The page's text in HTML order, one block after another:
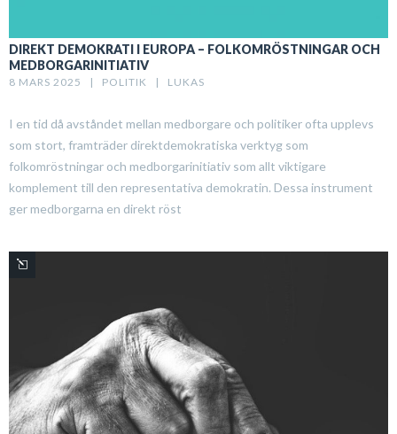
DIREKT DEMOKRATI I EUROPA – FOLKOMRÖSTNINGAR OCH
MEDBORGARINITIATIV
8 MARS 2025   | POLITIK
   |
LUKAS
I en tid då avståndet mellan medborgare och politiker ofta upplevs
som stort, framträder direktdemokratiska verktyg som
folkomröstningar och medborgarinitiativ som allt viktigare
komplement till den representativa demokratin. Dessa instrument
ger medborgarna en direkt röst